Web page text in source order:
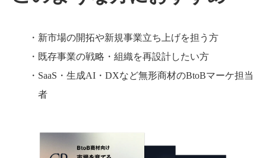
新市場の開拓や新規事業立ち上げを担う方
既存事業の戦略・組織を再設計したい方
SaaS・生成AI・DXなど無形商材のBtoBマーケ担当
者